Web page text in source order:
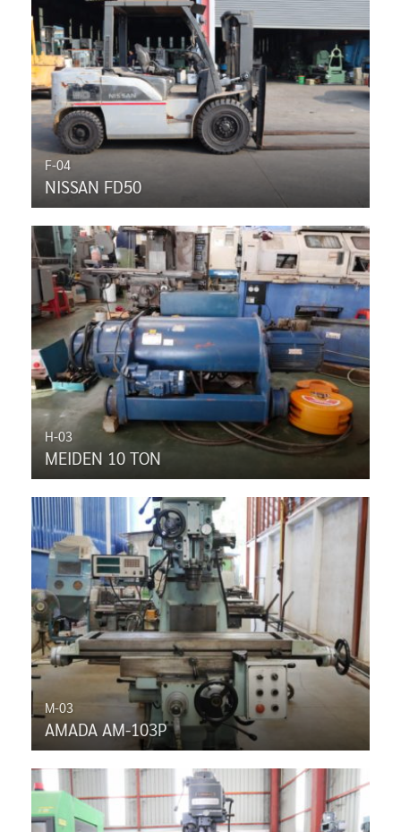
F-04
NISSAN FD50
H-03
MEIDEN 10 TON
M-03
AMADA AM-103P